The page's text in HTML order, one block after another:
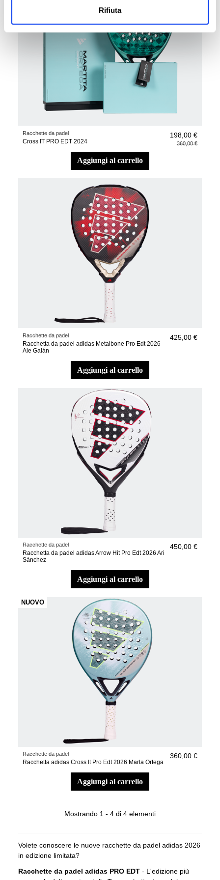
Rifiuta
Racchette da padel
Cross IT PRO EDT 2024
198,00 €
360,00 €
aggiungi al carrello
Racchette da padel
Racchetta da padel adidas Metalbone Pro Edt 2026
Ale Galán
425,00 €
aggiungi al carrello
Racchette da padel
Racchetta da padel adidas Arrow Hit Pro Edt 2026 Ari
Sánchez
450,00 €
aggiungi al carrello
NUOVO
Racchette da padel
Racchetta adidas Cross It Pro Edt 2026 Marta Ortega
360,00 €
aggiungi al carrello
Mostrando 1 - 4 di 4 elementi
Volete conoscere le nuove racchette da padel adidas 2026
in edizione limitata?
Racchette da padel adidas PRO EDT - L'edizione più